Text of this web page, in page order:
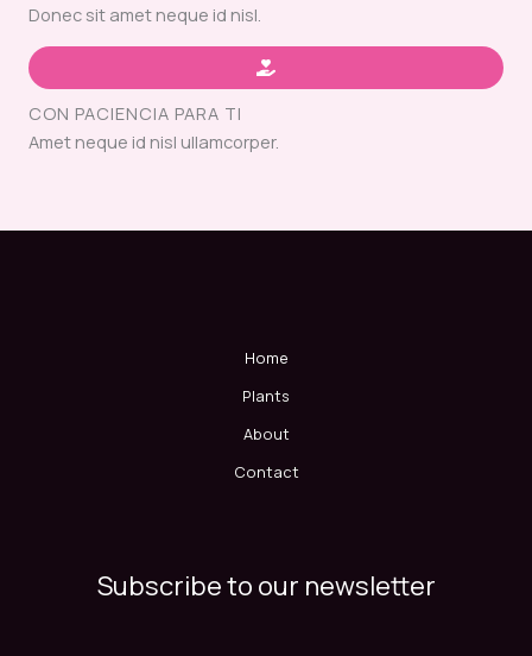
Donec sit amet neque id nisl.
CON PACIENCIA PARA TI
Amet neque id nisl ullamcorper.
Home
Plants
About
Contact
Subscribe to our newsletter